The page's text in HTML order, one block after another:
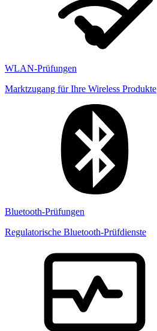
WLAN-Prüfungen
Marktzugang für Ihre Wireless Produkte
Bluetooth-Prüfungen
Regulatorische Bluetooth-Prüfdienste